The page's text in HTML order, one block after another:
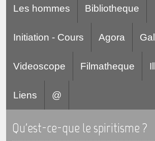
Posez-nous des questions
Galerie
Photos et vidéoscope
Les hommes Bibliotheque
Initiation - Cours Agora
Videoscope Filmatheque
Liens @
Qu'est-ce-que le spiritisme ?